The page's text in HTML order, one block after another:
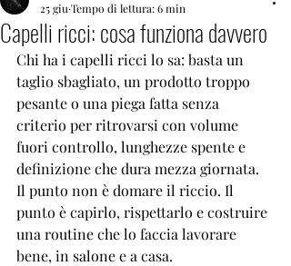
Capelli ricci: cosa funziona davvero
25 giu Tempo di lettura: 6 min
Chi ha i capelli ricci lo sa: basta un
taglio sbagliato, un prodotto troppo
pesante o una piega fatta senza
criterio per ritrovarsi con volume
fuori controllo, lunghezze spente e
definizione che dura mezza giornata.
Il punto non è domare il riccio. Il
punto è capirlo, rispettarlo e costruire
una routine che lo faccia lavorare
bene, in salone e a casa.